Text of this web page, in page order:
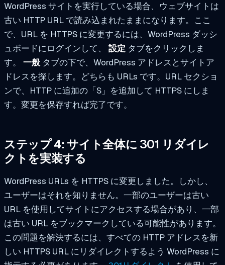
WordPress サイトを実行している場合、ウェブサイトは
古い HTTP URL で読み込まれたままになります。ここ
で、URL を HTTPS に変更するには、WordPress ダッシ
ュボードにログインして、 設定 タブをクリックしま
す。 一般 タブの下で、WordPress アドレスとサイトア
ドレスを探します。どちらも URLs です。URL セクショ
ンで、HTTP に追加の「S」を追加して HTTPS にしま
す。変更を保存すれば完了です。
ステップ 4: サイト全体に 301 リダイレ
クトを実装する
WordPress URLs を HTTPS に変更しました。しかし、
ユーザーはそれを知りません。一部のユーザーは古い
URL を使用してサイトにアクセスする場合があり、一部
は古い URL をブックマークしている可能性があります。
この問題を解決するには、すべての HTTP アドレスを新
しい HTTPS URL にリダイレクトするよう WordPress に